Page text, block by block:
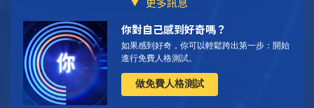
你對自己感到好奇嗎？
如果感到好奇，你可以輕鬆跨出第一步：開始
進行免費人格測試。
做免費人格測試